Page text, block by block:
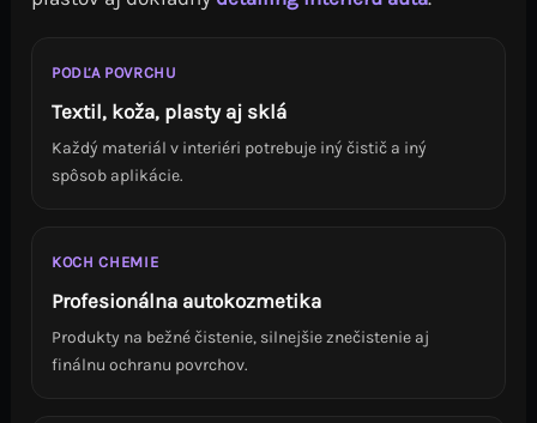
PODĽA POVRCHU
Textil, koža, plasty aj sklá
Každý materiál v interiéri potrebuje iný čistič a iný
spôsob aplikácie.
KOCH CHEMIE
Profesionálna autokozmetika
Produkty na bežné čistenie, silnejšie znečistenie aj
finálnu ochranu povrchov.